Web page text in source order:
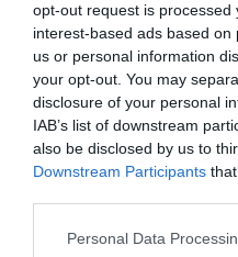
opt-out request is processed
interest-based ads based
us or personal information
your opt-out. You may
disclosure of your personal
IAB’s list of downstream
also be disclosed by us to
Downstream Participants
Personal Data
Hotel Emma- Firenze -
"L'Hotel Emma è un
elegante a pochi passi dal
Hotel Engadina- Como
"L'Hotel Engadina è
distanza dai punti di
Hotel Enis Monte